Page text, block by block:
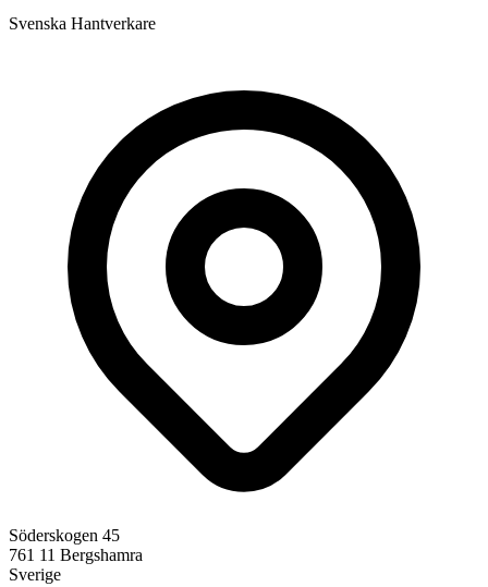
Svenska Hantverkare
Söderskogen 45
761 11 Bergshamra
Sverige